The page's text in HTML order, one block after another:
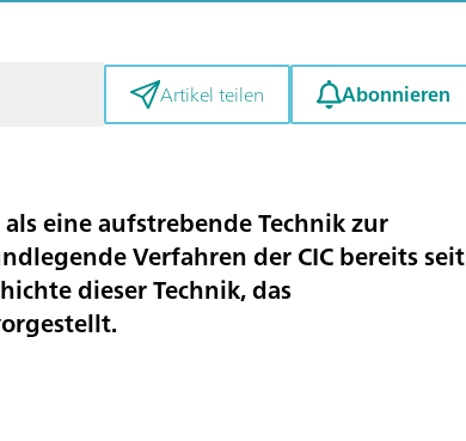
Artikel teilen Abonnieren
eine aufstrebende Technik zur
Verfahren der CIC bereits seit
dieser Technik, das